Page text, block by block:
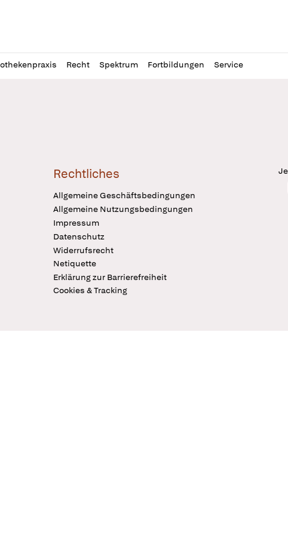
Recht Spektrum Fortbildungen Service
Rechtliches
Allgemeine Geschäftsbedingungen
Allgemeine Nutzungsbedingungen
Impressum
Datenschutz
Widerrufsrecht
Netiquette
Erklärung zur Barrierefreiheit
Cookies & Tracking